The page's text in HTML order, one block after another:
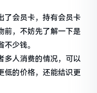
了会员卡，持有会员卡
前，不妨先了解一下是
少钱。
多人消费的情况，可以
低的价格，还能结识更